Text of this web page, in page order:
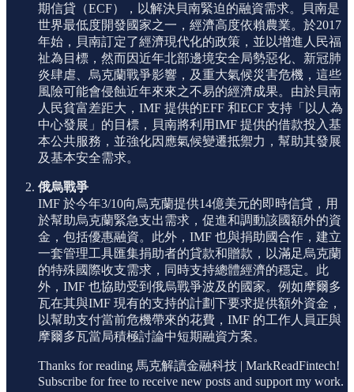
期信貸（ECF），以解決貝南緊迫的融資需求。貝南是
世界最低度開發國家之一，經濟高度依賴農業。於2017
年始，貝南訂定了經濟現代化的政策，並以增進人民福
祉為目標，然而因近年北部邊境安全局勢惡化、新冠肺
炎肆虐、烏克蘭戰爭影響，及重大氣候災害危機，這些
風險可能會侵蝕近年來來之不易的經濟成果。由於貝南
人民貧富差距大，IMF 提供的EFF 和ECF 支持「以人為
中心發展」的目標，貝南將利用IMF 提供的借款投入基
本公共服務，並強化因應氣候變遷抵禦力，幫助其發展
及基本安全需求。
俄烏戰爭
IMF 於今年3/10向烏克蘭提供14億美元的即時信貸，用
於幫助烏克蘭緊急支出需求，促進和調動該國額外的資
金，包括優惠融資。此外，IMF 也與捐助國合作，建立
一套管理工具匯集捐助者的貸款和贈款，以滿足烏克蘭
的特殊國際收支需求，同時支持總體經濟的穩定。此
外，IMF 也協助受到俄烏戰爭波及的國家。例如摩爾多
瓦在其與IMF 現有的支持的計劃下要求提供額外資金，
以幫助支付當前危機帶來的花費，IMF 的工作人員正與
摩爾多瓦當局積極討論中短期融資方案。
Thanks for reading 馬克解讀金融科技 | MarkReadFintech!
Subscribe for free to receive new posts and support my work.